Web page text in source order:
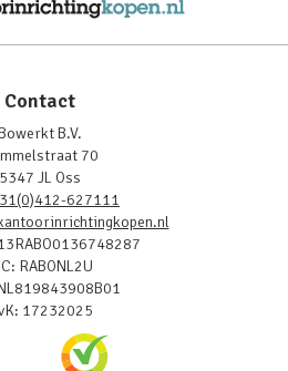
Contact
B.V.
70
5347 JL Oss
627111
RABONL2U
17232025